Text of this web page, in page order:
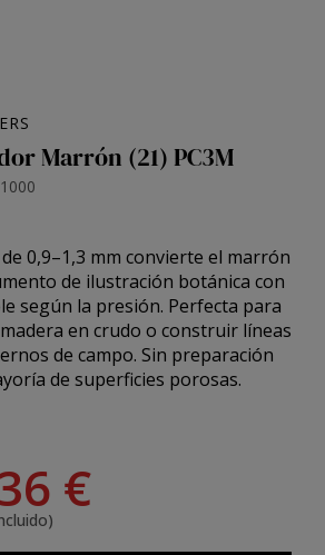
Marrón (21) PC3M
0,9–1,3 mm convierte el marrón
de ilustración botánica con
según la presión. Perfecta para
en crudo o construir líneas
de campo. Sin preparación
de superficies porosas.
€